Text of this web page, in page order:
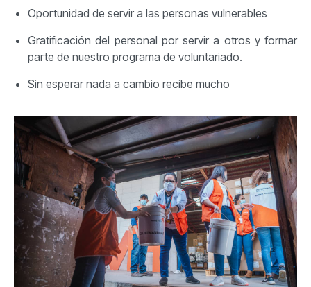
Oportunidad de servir a las personas vulnerables
Gratificación del personal por servir a otros y formar
parte de nuestro programa de voluntariado.
Sin esperar nada a cambio recibe mucho